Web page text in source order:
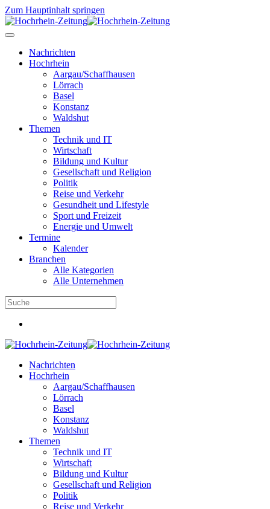
Zum Hauptinhalt springen
Nachrichten
Hochrhein
Aargau/Schaffhausen
Lörrach
Basel
Konstanz
Waldshut
Themen
Technik und IT
Wirtschaft
Bildung und Kultur
Gesellschaft und Religion
Politik
Reise und Verkehr
Gesundheit und Lifestyle
Sport und Freizeit
Energie und Umwelt
Termine
Kalender
Branchen
Alle Kategorien
Alle Unternehmen
Nachrichten
Hochrhein
Aargau/Schaffhausen
Lörrach
Basel
Konstanz
Waldshut
Themen
Technik und IT
Wirtschaft
Bildung und Kultur
Gesellschaft und Religion
Politik
Reise und Verkehr